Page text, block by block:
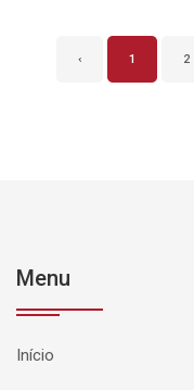
‹ 1 2
Menu
Início